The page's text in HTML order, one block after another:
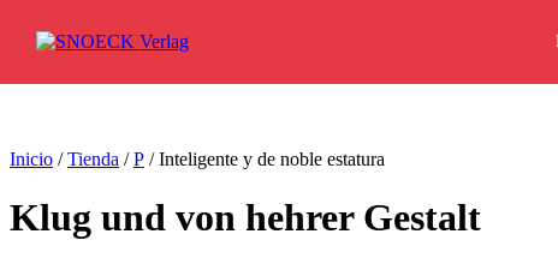
Inicio /Tienda /P / Inteligente y de noble estatura
Klug und von hehrer Gestalt